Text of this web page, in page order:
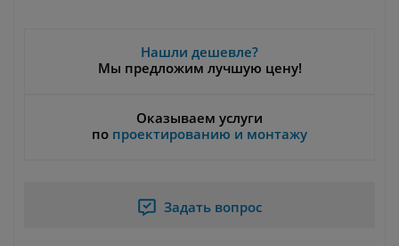
Нашли дешевле?
Мы предложим лучшую цену!
Оказываем услуги
по проектированию и монтажу
Задать вопрос